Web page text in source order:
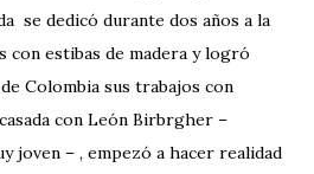
se dedicó durante dos años a la
con estibas de madera y logró
Colombia sus trabajos con
con León Birbrgher –
joven – , empezó a hacer realidad